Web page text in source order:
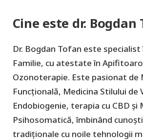
Cine este dr. Bogdan
Dr. Bogdan Tofan este specialist
Familie, cu atestate în
Ozonoterapie. Este pasionat de
Funcţională, Medicina Stilului de
Endobiogenie, terapia cu CBD şi
Psihosomatică, îmbinând
tradiționale cu noile tehnologii